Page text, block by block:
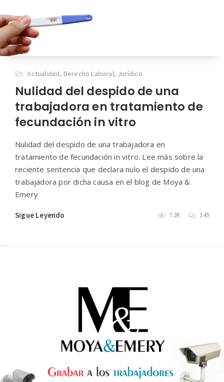
Actualidad, Derecho Laboral, Jurídico
Nulidad del despido de una
trabajadora en tratamiento de
fecundación in vitro
Nulidad del despido de una trabajadora en
tratamiento de fecundación in vitro. Lee más sobre la
reciente sentencia que declara nulo el despido de una
trabajadora por dicha causa en el blog de Moya &
Emery
Sigue Leyendo 7.2K 149